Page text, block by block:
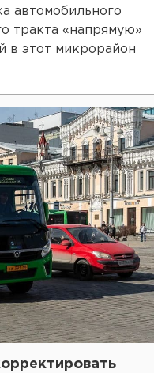
автомобильного
тракта «напрямую»
в этот микрорайон